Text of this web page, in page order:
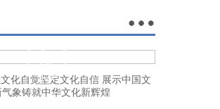
化自觉坚定文化自信 展示中国文
气象铸就中华文化新辉煌